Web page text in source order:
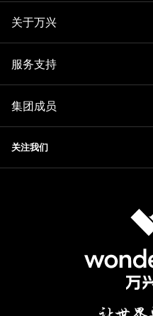
关于万兴
服务支持
集团成员
关注我们